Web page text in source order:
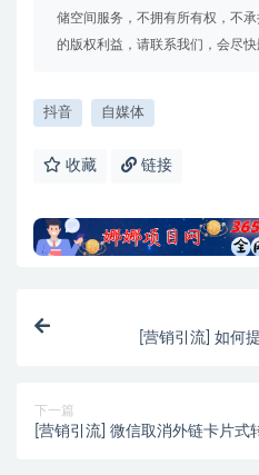
储空间服务，不拥有所有权，不
的版权利益，请联系我们，会尽快
抖音 自媒体
收藏 链接
[营销引流] 如何
下一篇
[营销引流] 微信取消外链卡片式